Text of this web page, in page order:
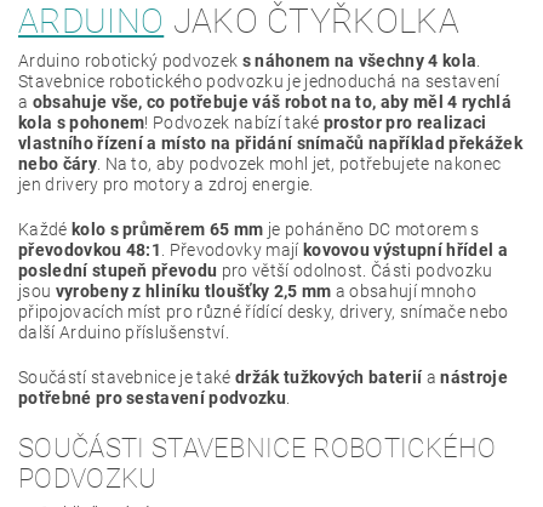
ARDUINO JAKO ČTYŘKOLKA
Arduino robotický podvozek s náhonem na všechny 4 kola.
Stavebnice robotického podvozku je jednoduchá na sestavení
a obsahuje vše, co potřebuje váš robot na to, aby měl 4 rychlá
kola s pohonem! Podvozek nabízí také prostor pro realizaci
vlastního řízení a místo na přidání snímačů například překážek
nebo čáry. Na to, aby podvozek mohl jet, potřebujete nakonec
jen drivery pro motory a zdroj energie.
Každé kolo s průměrem 65 mm je poháněno DC motorem s
převodovkou 48:1. Převodovky mají kovovou výstupní hřídel a
poslední stupeň převodu pro větší odolnost. Části podvozku
jsou vyrobeny z hliníku tloušťky 2,5 mm a obsahují mnoho
připojovacích míst pro různé řídící desky, drivery, snímače nebo
další Arduino příslušenství.
Součástí stavebnice je také držák tužkových baterií anástroje
potřebné pro sestavení podvozku.
SOUČÁSTI STAVEBNICE ROBOTICKÉHO
PODVOZKU